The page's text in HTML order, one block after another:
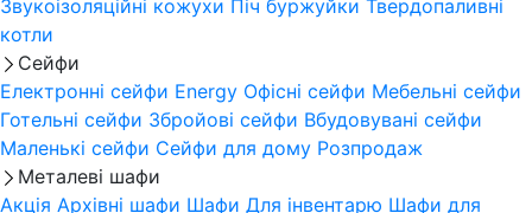
Звукоізоляційні кожухи Піч буржуйки Твердопаливні
котли
Сейфи
Електронні сейфи Energy Офісні сейфи Мебельні сейфи
Готельні сейфи Збройові сейфи Вбудовувані сейфи
Маленькі сейфи Сейфи для дому Розпродаж
Металеві шафи
Акція Архівні шафи Шафи Для інвентарю Шафи для